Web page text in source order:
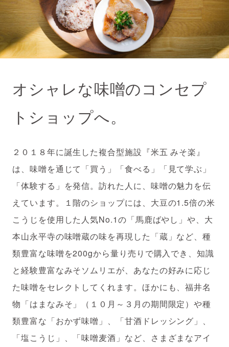
オシャレな味噌のコンセプ
トショップへ。
２０１８年に誕生した複合型施設『米五 みそ楽』
は、味噌を通じて「買う」「食べる」「見て学ぶ」
「体験する」を発信。訪れた人に、味噌の魅力を伝
えています。１階のショップには、大豆の1.5倍の米
こうじを使用した人気No.1の「馬鹿ばやし」や、大
本山永平寺の味噌蔵の味を再現した「蔵」など、種
類豊富な味噌を200gから量り売りで購入でき、知識
と経験豊富なみそソムリエが、あなたの好みに応じ
た味噌をセレクトしてくれます。ほかにも、福井名
物「はまなみそ」（１０月～３月の期間限定）や種
類豊富な「おかず味噌」、「甘酒ドレッシング」、
「塩こうじ」、「味噌麦酒」など、さまざまなアイ